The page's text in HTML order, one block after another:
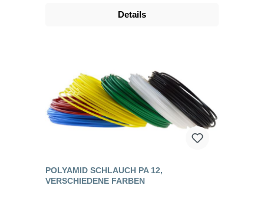
Details
POLYAMID SCHLAUCH PA 12,
VERSCHIEDENE FARBEN